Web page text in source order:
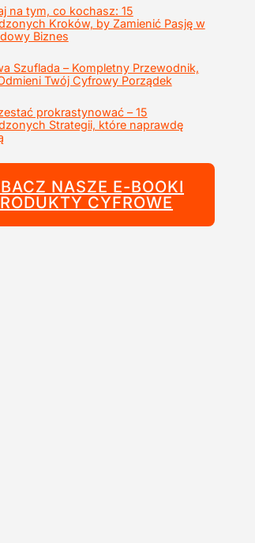
na tym, co kochasz: 15
Kroków, by Zamienić Pasję w
Biznes
Szuflada – Kompletny Przewodnik,
Twój Cyfrowy Porządek
prokrastynować – 15
Strategii, które naprawdę
NASZE E-BOOKI
CYFROWE